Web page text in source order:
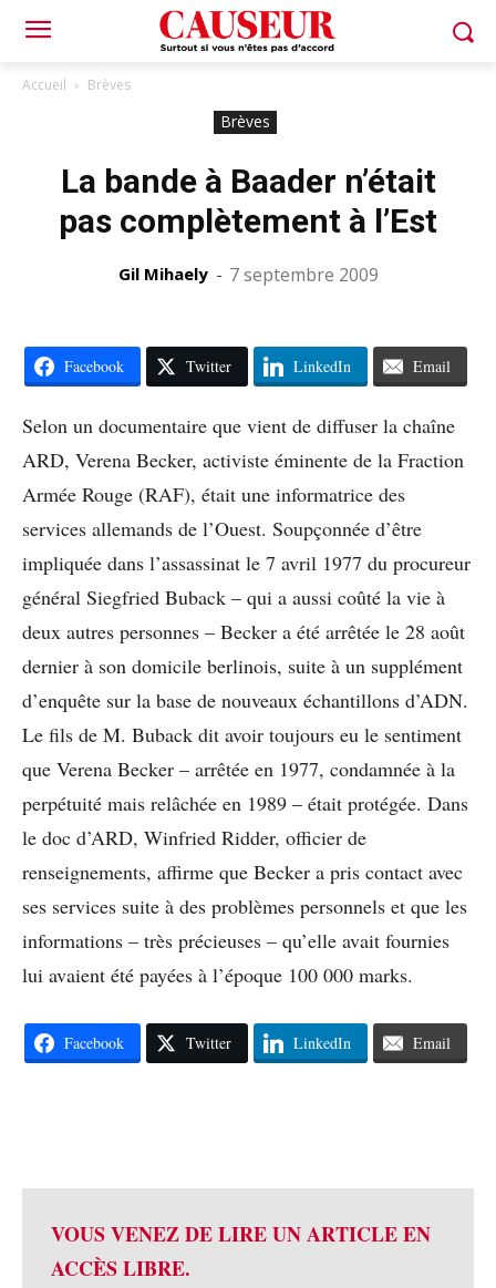
Accueil Brèves
Brèves
La bande à Baader n’était
pas complètement à l’Est
Gil Mihaely - 7 septembre 2009
Facebook Twitter LinkedIn Email
Selon un documentaire que vient de diffuser la chaîne
ARD, Verena Becker, activiste éminente de la Fraction
Armée Rouge (RAF), était une informatrice des
services allemands de l’Ouest. Soupçonnée d’être
impliquée dans l’assassinat le 7 avril 1977 du procureur
général Siegfried Buback – qui a aussi coûté la vie à
deux autres personnes – Becker a été arrêtée le 28 août
dernier à son domicile berlinois, suite à un supplément
d’enquête sur la base de nouveaux échantillons d’ADN.
Le fils de M. Buback dit avoir toujours eu le sentiment
que Verena Becker – arrêtée en 1977, condamnée à la
perpétuité mais relâchée en 1989 – était protégée. Dans
le doc d’ARD, Winfried Ridder, officier de
renseignements, affirme que Becker a pris contact avec
ses services suite à des problèmes personnels et que les
informations – très précieuses – qu’elle avait fournies
lui avaient été payées à l’époque 100 000 marks.
Facebook Twitter LinkedIn Email
VOUS VENEZ DE LIRE UN ARTICLE EN
ACCÈS LIBRE.